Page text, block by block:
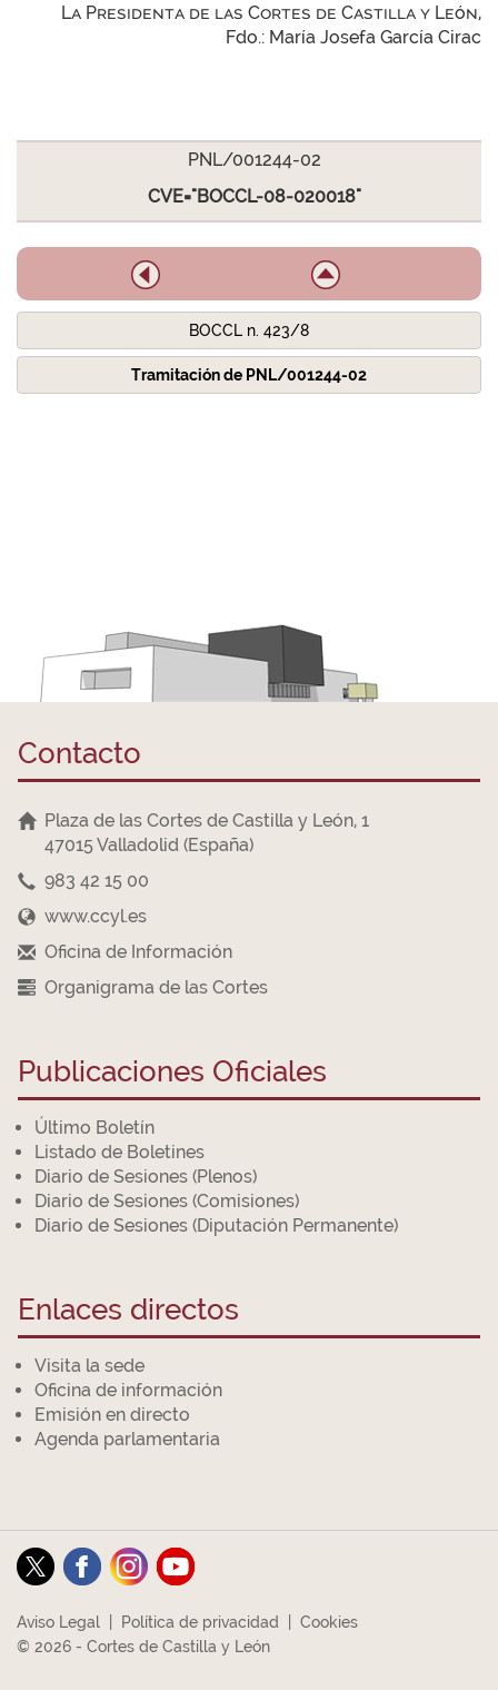
La Presidenta de las Cortes de Castilla y León,
Fdo.: María Josefa García Cirac
PNL/001244-02
CVE="BOCCL-08-020018"
BOCCL n. 423/8
Tramitación de PNL/001244-02
Contacto
Plaza de las Cortes de Castilla y León, 1
47015 Valladolid (España)
983 42 15 00
www.ccyl.es
Oficina de Información
Organigrama de las Cortes
Publicaciones Oficiales
Último Boletín
Listado de Boletines
Diario de Sesiones (Plenos)
Diario de Sesiones (Comisiones)
Diario de Sesiones (Diputación Permanente)
Enlaces directos
Visita la sede
Oficina de información
Emisión en directo
Agenda parlamentaria
Aviso Legal Política de privacidad
Cookies
© 2026 - Cortes de Castilla y León